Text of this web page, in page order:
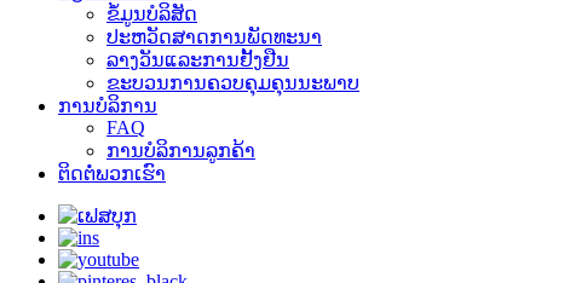
ຂໍ້ມູນບໍລິສັດ
ປະ​ຫວັດ​ສາດ​ການ​ພັດ​ທະ​ນາ​
ລາງວັນແລະການຢັ້ງຢືນ
ຂະບວນການຄວບຄຸມຄຸນນະພາບ
ການບໍລິການ
FAQ
ການບໍລິການລູກຄ້າ
ຕິດຕໍ່ພວກເຮົາ